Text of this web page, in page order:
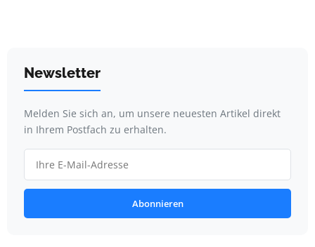
Newsletter
Melden Sie sich an, um unsere neuesten Artikel direkt
in Ihrem Postfach zu erhalten.
Abonnieren